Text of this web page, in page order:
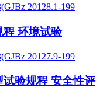
20128.1-199
程 环境试验
20127.9-199
试验规程 安全性评